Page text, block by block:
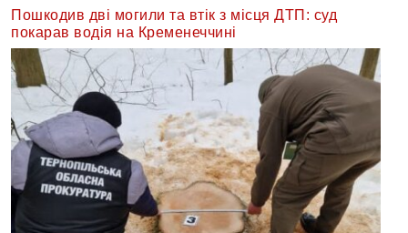
Пошкодив дві могили та втік з місця ДТП: суд
покарав водія на Кременеччині